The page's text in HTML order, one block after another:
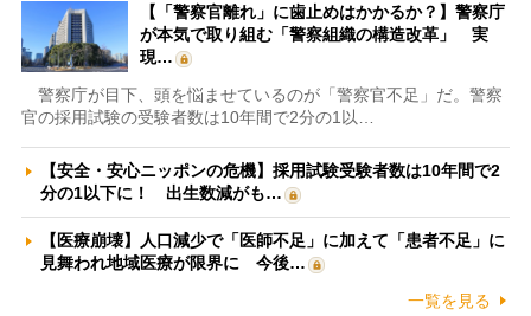
【「警察官離れ」に歯止めはかかるか？】警察庁
が本気で取り組む「警察組織の構造改革」 実
現…
警察庁が目下、頭を悩ませているのが「警察官不足」だ。警察
官の採用試験の受験者数は10年間で2分の1以…
【安全・安心ニッポンの危機】採用試験受験者数は10年間で2
分の1以下に！ 出生数減がも…
【医療崩壊】人口減少で「医師不足」に加えて「患者不足」に
見舞われ地域医療が限界に 今後…
一覧を見る